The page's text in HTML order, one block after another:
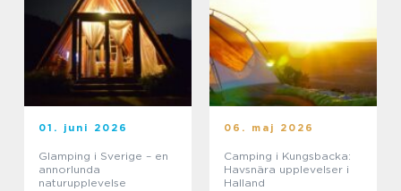
01. juni 2026
Glamping i Sverige – en
annorlunda
naturupplevelse
06. maj 2026
Camping i Kungsbacka:
Havsnära upplevelser i
Halland